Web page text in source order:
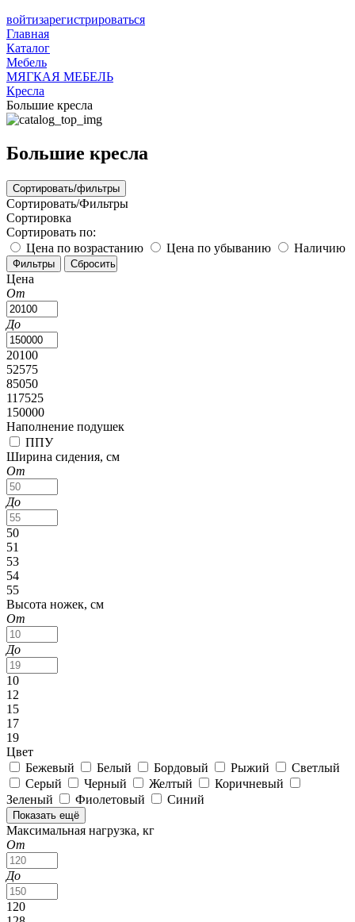
войтизарегистрироваться
Главная
Каталог
Мебель
МЯГКАЯ МЕБЕЛЬ
Кресла
Большие кресла
Большие кресла
Сортировать/фильтры
Сортировать/Фильтры
Сортировка
Сортировать по:
Цена по возрастанию
Цена по убыванию Наличию
Цена
От
До
20100
52575
85050
117525
150000
Наполнение подушек
ППУ
Ширина сидения, см
От
До
50
51
53
54
55
Высота ножек, см
От
До
10
12
15
17
19
Цвет
Бежевый
Белый Бордовый Рыжий
Светлый
Серый
Черный Желтый
Коричневый
Зеленый
Фиолетовый Синий
Показать ещё
Максимальная нагрузка, кг
От
До
120